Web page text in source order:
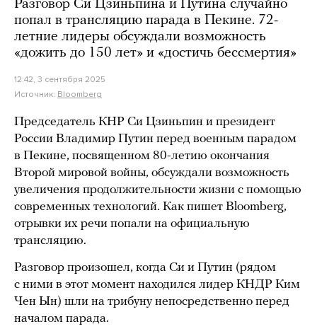
Разговор Си Цзиньпина и Путина случайно
попал в трансляцию парада в Пекине. 72-
летние лидеры обсуждали возможность
«дожить до 150 лет» и «достичь бессмертия»
12:42, 3 сентября 2025
Источник: Bloomberg
Председатель КНР Си Цзиньпин и президент
России Владимир Путин перед военным парадом
в Пекине, посвященном 80-летию окончания
Второй мировой войны, обсуждали возможность
увеличения продолжительности жизни с помощью
современных технологий. Как пишет Bloomberg,
отрывки их речи попали на официальную
трансляцию.
Разговор произошел, когда Си и Путин (рядом
с ними в этот момент находился лидер КНДР Ким
Чен Ын) шли на трибуну непосредственно перед
началом парада.